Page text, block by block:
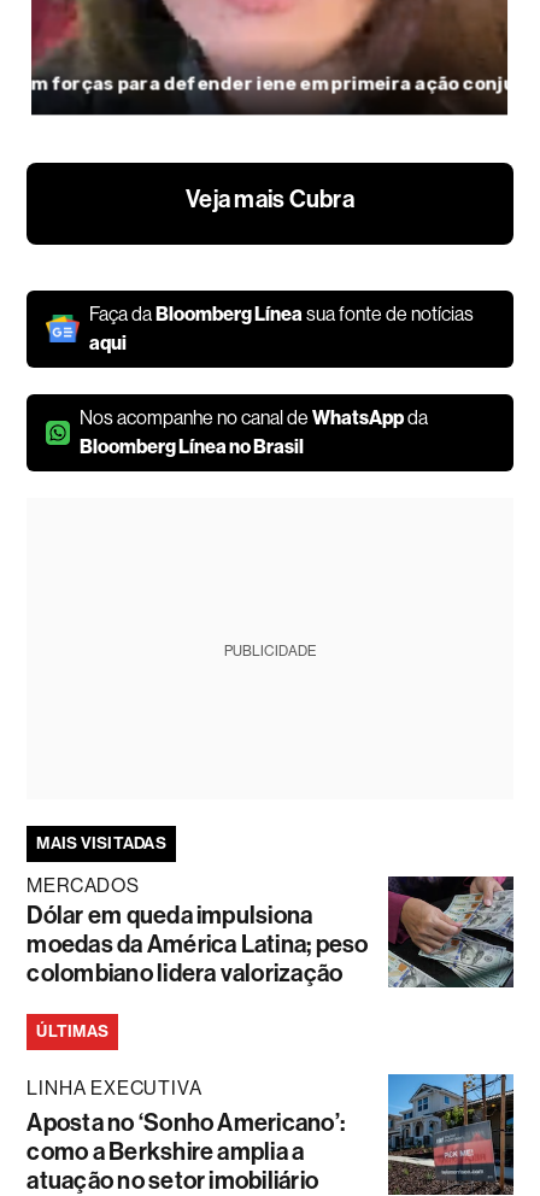
Veja mais Cubra
Faça daBloomberg Línea sua fonte de notícias
aqui
Nos acompanhe no canal deWhatsAppda
Bloomberg Línea no Brasil
PUBLICIDADE
MAIS VISITADAS
MERCADOS
Dólar em queda impulsiona
moedas da América Latina; peso
colombiano lidera valorização
ÚLTIMAS
LINHA EXECUTIVA
Aposta no ‘Sonho Americano’:
como a Berkshire amplia a
atuação no setor imobiliário